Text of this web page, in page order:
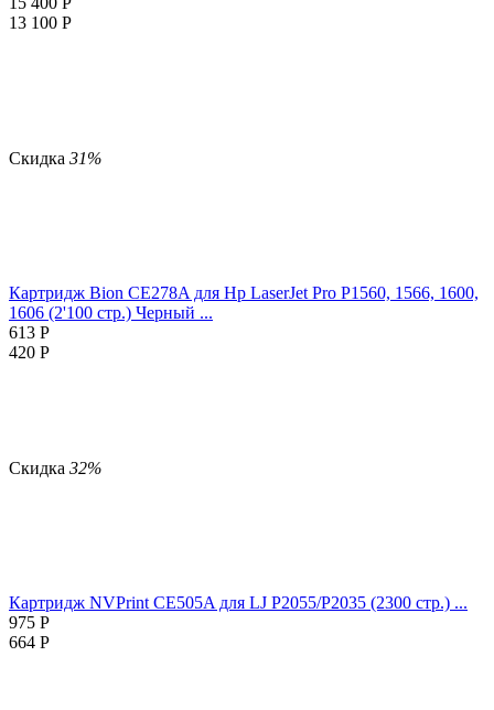
13 100 Р
Скидка 31%
Картридж Bion CE278A для Hp LaserJet Pro P1560, 1566, 1600,
1606 (2'100 стр.) Черный ...
613 Р
420 Р
Скидка 32%
Картридж NVPrint CE505A для LJ P2055/P2035 (2300 стр.) ...
975 Р
664 Р